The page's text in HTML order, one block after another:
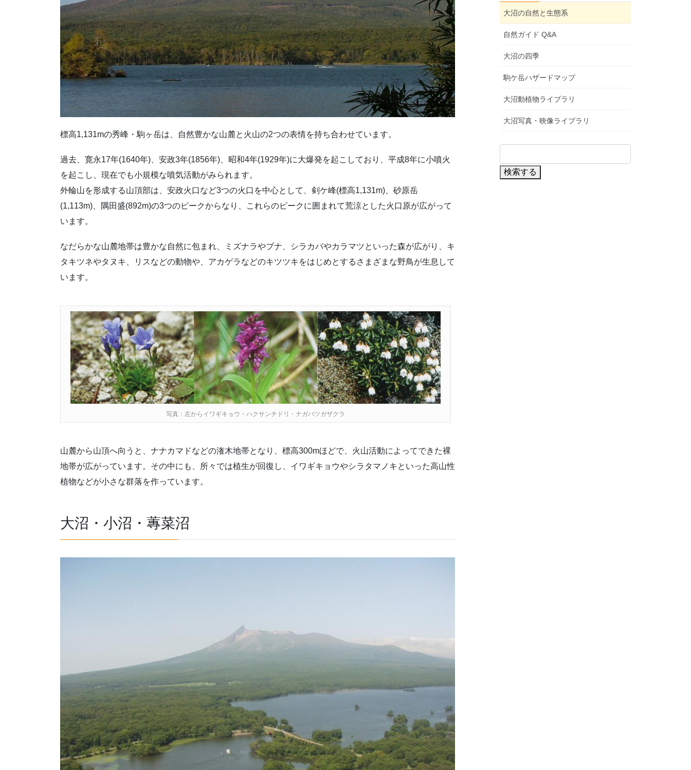
標高1,131mの秀峰・駒ヶ岳は、自然豊かな山麓と火山の2つの表情を持ち合わせています。
過去、寛永17年(1640年)、安政3年(1856年)、昭和4年(1929年)に大爆発を起こしており、平成8年に小噴火
を起こし、現在でも小規模な噴気活動がみられます。
外輪山を形成する山頂部は、安政火口など3つの火口を中心として、剣ケ峰(標高1,131m)、砂原岳
(1,113m)、隅田盛(892m)の3つのピークからなり、これらのピークに囲まれて荒涼とした火口原が広がって
います。
なだらかな山麓地帯は豊かな自然に包まれ、ミズナラやブナ、シラカバやカラマツといった森が広がり、キ
タキツネやタヌキ、リスなどの動物や、アカゲラなどのキツツキをはじめとするさまざまな野鳥が生息して
います。
写真：左からイワギキョウ・ハクサンチドリ・ナガバツガザクラ
山麓から山頂へ向うと、ナナカマドなどの潅木地帯となり、標高300mほどで、火山活動によってできた裸
地帯が広がっています。その中にも、所々では植生が回復し、イワギキョウやシラタマノキといった高山性
植物などが小さな群落を作っています。
大沼・小沼・蓴菜沼
大沼の自然と生態系
自然ガイド Q&A
大沼の四季
駒ケ岳ハザードマップ
大沼動植物ライブラリ
大沼写真・映像ライブラリ
検索する